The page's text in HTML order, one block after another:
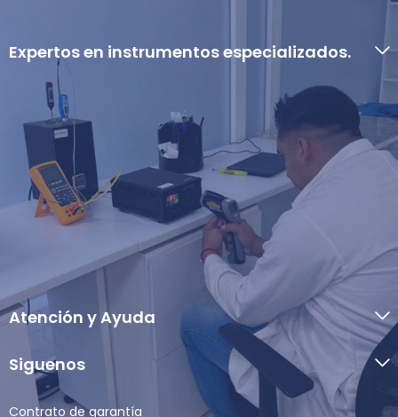
Expertos en instrumentos especializados.
Atención y Ayuda
Siguenos
Contrato de garantía